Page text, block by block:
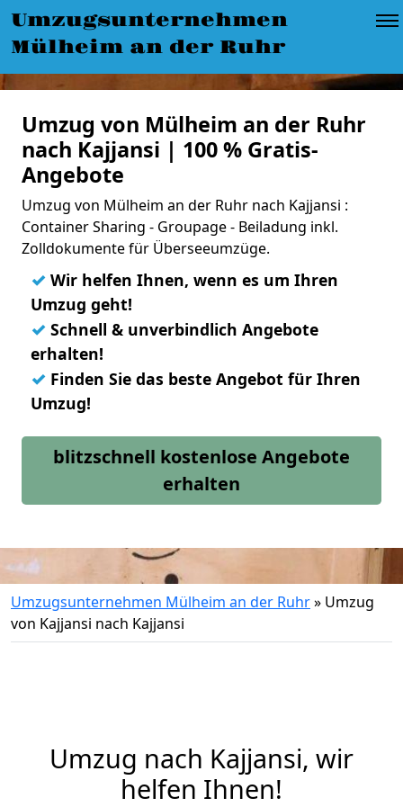
Umzugsunternehmen
Mülheim an der Ruhr
Umzug von Mülheim an der Ruhr
nach Kajjansi | 100 % Gratis-
Angebote
Umzug von Mülheim an der Ruhr nach Kajjansi :
Container Sharing - Groupage - Beiladung inkl.
Zolldokumente für Überseeumzüge.
✓ Wir helfen Ihnen, wenn es um Ihren
Umzug geht!
✓ Schnell & unverbindlich Angebote
erhalten!
✓ Finden Sie das beste Angebot für Ihren
Umzug!
blitzschnell kostenlose Angebote
erhalten
Umzugsunternehmen Mülheim an der Ruhr» Umzug
von Kajjansi nach Kajjansi
Umzug nach Kajjansi, wir
helfen Ihnen!